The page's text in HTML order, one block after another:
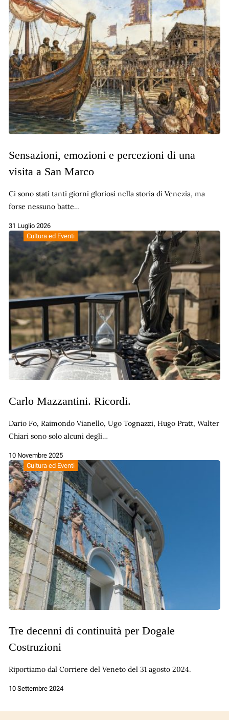
Sensazioni, emozioni e percezioni di una
visita a San Marco
Ci sono stati tanti giorni gloriosi nella storia di Venezia, ma
forse nessuno batte…
31 Luglio 2026
Cultura ed Eventi
Carlo Mazzantini. Ricordi.
Dario Fo, Raimondo Vianello, Ugo Tognazzi, Hugo Pratt, Walter
Chiari sono solo alcuni degli…
10 Novembre 2025
Cultura ed Eventi
Tre decenni di continuità per Dogale
Costruzioni
Riportiamo dal Corriere del Veneto del 31 agosto 2024.
10 Settembre 2024